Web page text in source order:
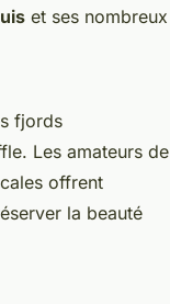
et ses nombreux
fjords
Les amateurs de
offrent
la beauté